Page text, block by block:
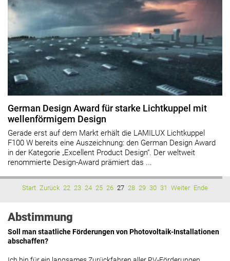
German Design Award für starke Lichtkuppel mit
wellenförmigem Design
Gerade erst auf dem Markt erhält die LAMILUX Lichtkuppel
F100 W bereits eine Auszeichnung: den German Design Award
in der Kategorie „Excellent Product Design“. Der weltweit
renommierte Design-Award prämiert das ...
Start Zurück 22 23 24 25 26 27 28 29 30 31 Weiter Ende
Abstimmung
Soll man staatliche Förderungen von Photovoltaik-Installationen
abschaffen?